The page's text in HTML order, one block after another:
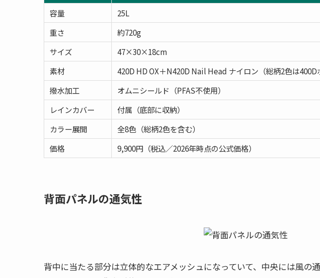
容量
25L
重さ
約720g
サイズ
47×30×18cm
素材
420D HD OX＋N420D Nail Head ナイロン（総柄2色は400D
撥水加工
オムニシールド（PFAS不使用）
レインカバー
付属（底部に収納）
カラー展開
全8色（総柄2色を含む）
価格
9,900円（税込／2026年時点の公式価格）
背面パネルの通気性
背中に当たる部分は立体的なエアメッシュになっていて、中央には風の